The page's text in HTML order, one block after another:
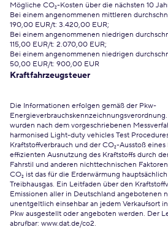
Mögliche CO₂-Kosten über die nächsten 10
Bei einem angenommenen mittleren
190,00 EUR/t: 3.420,00 EUR;
Bei einem angenommenen niedrigen
115,00 EUR/t: 2.070,00 EUR;
Bei einem angenommenen niedrigen
50,00 EUR/t: 900,00 EUR
Kraftfahrzeugsteuer
Die Informationen erfolgen gemäß der Pkw-
wurden nach dem vorgeschriebenen
harmonised Light-duty vehicles Test
Kraftstoffverbrauch und der CO₂-Ausstoß
effizienten Ausnutzung des Kraftstoffs durch
Fahrstil und anderen nichttechnischen
CO₂ ist das für die Erderwärmung
Treibhausgas. Ein Leitfaden über den
Emissionen aller in Deutschland angebotenen
unentgeltlich einsehbar an jedem Verkaufsort
Pkw ausgestellt oder angeboten werden. Der
abrufbar: www.dat.de/co2.